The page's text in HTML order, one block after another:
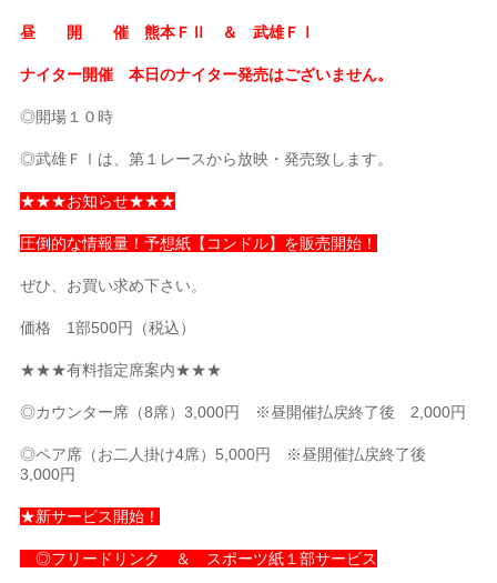
昼 開 催 熊本ＦⅡ ＆ 武雄ＦⅠ
ナイター開催 本日のナイター発売はございません。
◎開場１０時
◎武雄ＦⅠは、第１レースから放映・発売致します。
★★★お知らせ★★★
圧倒的な情報量！予想紙【コンドル】を販売開始！
ぜひ、お買い求め下さい。
価格 1部500円（税込）
★★★有料指定席案内★★★
◎カウンター席（8席）3,000円 ※昼開催払戻終了後 2,000円
◎ペア席（お二人掛け4席）5,000円 ※昼開催払戻終了後
3,000円
★新サービス開始！
◎フリードリンク ＆ スポーツ紙１部サービス